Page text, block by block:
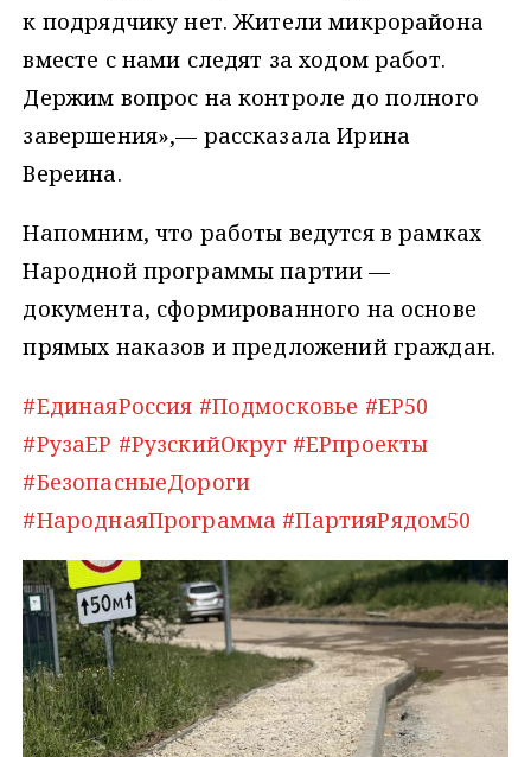
к подрядчику нет. Жители микрорайона
вместе с нами следят за ходом работ.
Держим вопрос на контроле до полного
завершения»,— рассказала Ирина
Вереина.
Напомним, что работы ведутся в рамках
Народной программы партии —
документа, сформированного на основе
прямых наказов и предложений граждан.
#ЕдинаяРоссия #Подмосковье #ЕР50
#РузаЕР #РузскийОкруг #ЕРпроекты
#БезопасныеДороги
#НароднаяПрограмма #ПартияРядом50